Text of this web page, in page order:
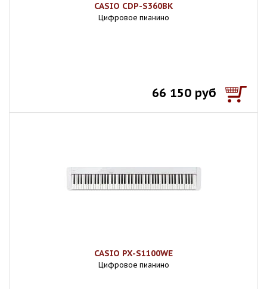
CASIO CDP-S360BK
Цифровое пианино
66 150 руб
CASIO PX-S1100WE
Цифровое пианино